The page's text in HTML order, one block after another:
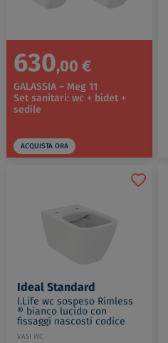
630,00 €
GALASSIA – Meg 11
Set sanitari: wc + bidet +
sedile
ACQUISTA ORA
Ideal Standard
I.Life wc sospeso Rimless
® bianco lucido con
fissaggi nascosti codice
prod: T461401
VASI WC